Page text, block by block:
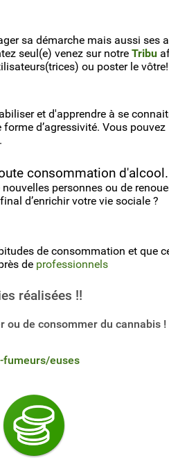
sa démarche mais aussi ses
seul(e) venez sur notre Tribu
ou poster le vôtre!
et d'apprendre à se
d’agressivité. Vous pouvez
consommation d'alcool.
personnes ou de
d’enrichir votre vie sociale ?
de consommation et que
de professionnels
réalisées !!
ou de consommer du cannabis !
fumeurs/euses